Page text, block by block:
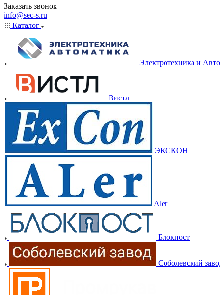
Заказать звонок
info@sec-s.ru
Каталог
Электротехника и
Вистл
ЭКСКОН
Aler
Блокпост
Соболевский